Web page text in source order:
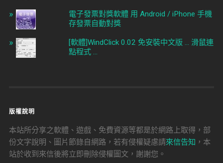
電子發票對獎軟體 用 Android / iPhone 手機
存發票自動對獎
[軟體]WindClick 0.02 免安裝中文版 ... 滑鼠連
點程式 ...
版權說明
本站所分享之軟體、遊戲、免費資源等都是於網路上取得，部
份文字說明、圖片節錄自網路，若有侵權疑慮請來信告知 ，本
站於收到來信後將立即刪除侵權圖文，謝謝您。